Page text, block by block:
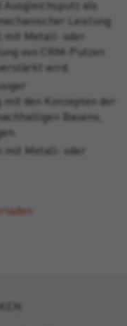
als
Leistung
mit Metall- oder
von CRM-Putzen
wird.
den Konzepten der
Bauens,
mit Metall- oder